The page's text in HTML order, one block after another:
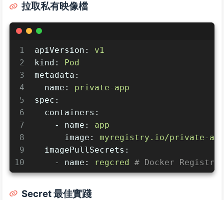
拉取私有映像檔
1
2
3
4
5
6
7
8
9
10
apiVersion:
v1
kind:
Pod
metadata:
name:
private-app
spec:
containers:
-
name:
app
image:
myregistry.io/private-
imagePullSecrets:
-
name: regcred # Docker Registry
Secret 最佳實踐